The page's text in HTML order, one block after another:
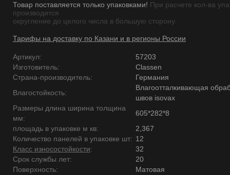
Товар поставляется только упаковками! При расчете кол-ва
производится
округление до целого числа в большую сторону.
Тарифы на доставку по Казани и в регионы России
Артикул:
57203
Изготовитель:
Classen
Страна-производитель:
Германия
Влагостойкость:
Влагоотталкивающая
швов isovax
Размеры длина ширина толщина
мм:
605*282*8
площадь в упаковке м кв:
2,367
Количество панелей в упаковке шт: 12
Класс износостойкости:
32
Срок службы лет:
20
Поверхность:
Матовая